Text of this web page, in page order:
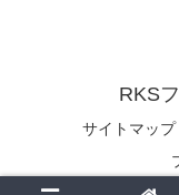
RKS
サイトマップ